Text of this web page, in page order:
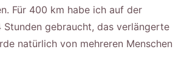
Für 400 km habe ich auf der
Stunden gebraucht, das verlängerte
natürlich von mehreren Menschen